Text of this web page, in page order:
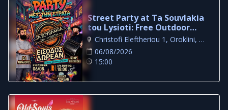
Street Party at Ta Souvlakia
tou Lysioti: Free Outdoor
Night in Larnaca
Christofi Eleftheriou 1, Oroklini, Larnaca
06/08/2026
15:00